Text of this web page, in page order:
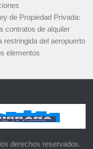
de Propiedad Privada:
contratos de alquiler
restringida del aeropuerto
elementos
derechos reservados.